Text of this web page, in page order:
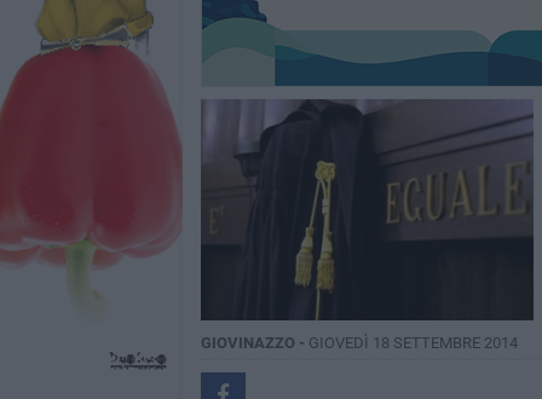
GIOVINAZZO - GIOVEDÌ 18 SETTEMBRE 2014